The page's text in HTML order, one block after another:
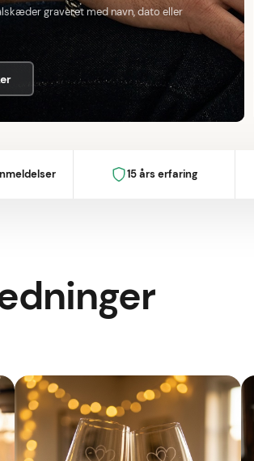
graveret med navn, dato eller
15 års erfaring